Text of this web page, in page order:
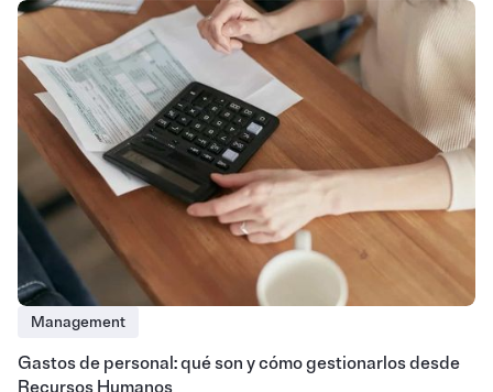
Management
Gastos de personal: qué son y cómo gestionarlos desde
Recursos Humanos